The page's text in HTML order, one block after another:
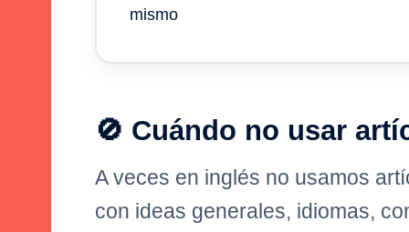
mismo
🚫 Cuándo no usar
A veces en inglés no usamos
con ideas generales, idiomas,